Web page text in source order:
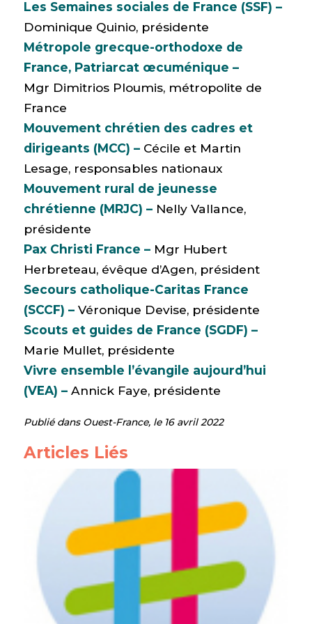
Les Semaines sociales de France (SSF) –
Dominique Quinio, présidente
Métropole grecque-orthodoxe de
France, Patriarcat œcuménique –
Mgr Dimitrios Ploumis, métropolite de
France
Mouvement chrétien des cadres et
dirigeants (MCC) – Cécile et Martin
Lesage, responsables nationaux
Mouvement rural de jeunesse
chrétienne (MRJC) – Nelly Vallance,
présidente
Pax Christi France –Mgr Hubert
Herbreteau, évêque d’Agen, président
Secours catholique-Caritas France
(SCCF) – Véronique Devise, présidente
Scouts et guides de France (SGDF) –
Marie Mullet, présidente
Vivre ensemble l’évangile aujourd’hui
(VEA) – Annick Faye, présidente‌
Publié dans Ouest-France, le 16 avril 2022
Articles Liés